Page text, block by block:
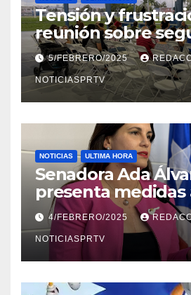
Tensión y
reunión sobre
Reparto
5/FEBRERO/2025
NOTICIASPRTV
NOTICIAS ULTIMA HORA
Senadora Ada
presenta medidas
violencia en el
4/FEBRERO/2025
NOTICIASPRTV